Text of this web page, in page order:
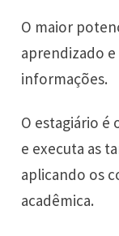
O maior
aprendizado
informações.
O estagiário é
e executa as
aplicando os
acadêmica.